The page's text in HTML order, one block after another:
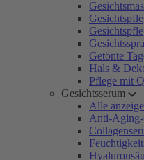
Getönte
Hals &
Pflege mit
Gesichtsserum
Alle
Anti-Aging-